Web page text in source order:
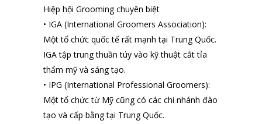
Hiệp hội Grooming chuyên biệt
• IGA (International Groomers Association):
Một tổ chức quốc tế rất mạnh tại Trung Quốc.
IGA tập trung thuần túy vào kỹ thuật cắt tỉa
thẩm mỹ và sáng tạo.
• IPG (International Professional Groomers):
Một tổ chức từ Mỹ cũng có các chi nhánh đào
tạo và cấp bằng tại Trung Quốc.